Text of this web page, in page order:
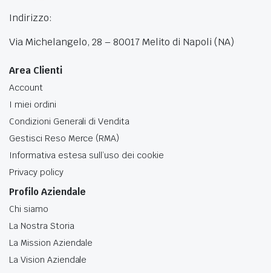
Indirizzo:
Via Michelangelo, 28 – 80017 Melito di Napoli (NA)
Area Clienti
Account
I miei ordini
Condizioni Generali di Vendita
Gestisci Reso Merce (RMA)
Informativa estesa sull’uso dei cookie
Privacy policy
Profilo Aziendale
Chi siamo
La Nostra Storia
La Mission Aziendale
La Vision Aziendale